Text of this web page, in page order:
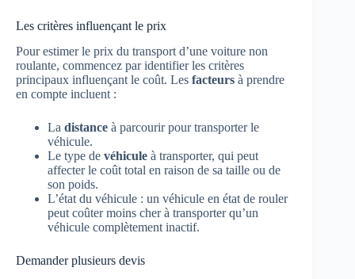
Les critères influençant le prix
Pour estimer le prix du transport d’une voiture non
roulante, commencez par identifier les critères
principaux influençant le coût. Les facteurs à prendre
en compte incluent :
La distance à parcourir pour transporter le
véhicule.
Le type de véhicule à transporter, qui peut
affecter le coût total en raison de sa taille ou de
son poids.
L’état du véhicule : un véhicule en état de rouler
peut coûter moins cher à transporter qu’un
véhicule complètement inactif.
Demander plusieurs devis